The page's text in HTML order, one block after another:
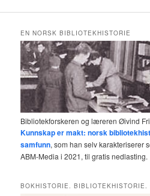
EN NORSK BIBLIOTEKHISTORIE
Bibliotekforskeren og læreren Øivind
Kunnskap er makt: norsk
samfunn, som han selv karakteriserer
ABM-Media i 2021, til gratis nedlasting.
BOKHISTORIE. BIBLIOTEKHISTORIE.